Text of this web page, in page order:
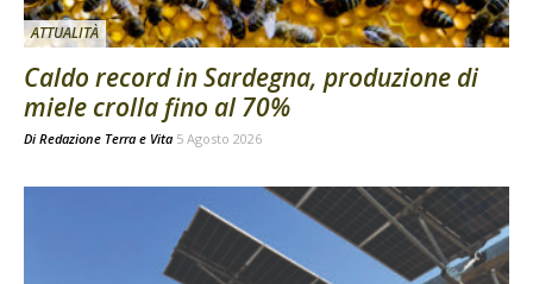
ATTUALITÀ
Caldo record in Sardegna, produzione di
miele crolla fino al 70%
Di Redazione Terra e Vita 5 Agosto 2026